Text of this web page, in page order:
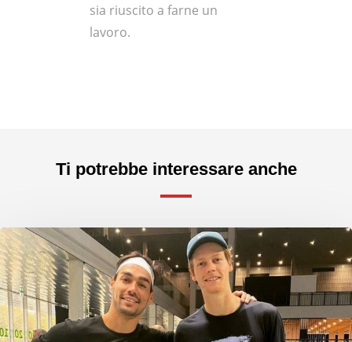
sia riuscito a farne un
lavoro.
Ti potrebbe interessare anche